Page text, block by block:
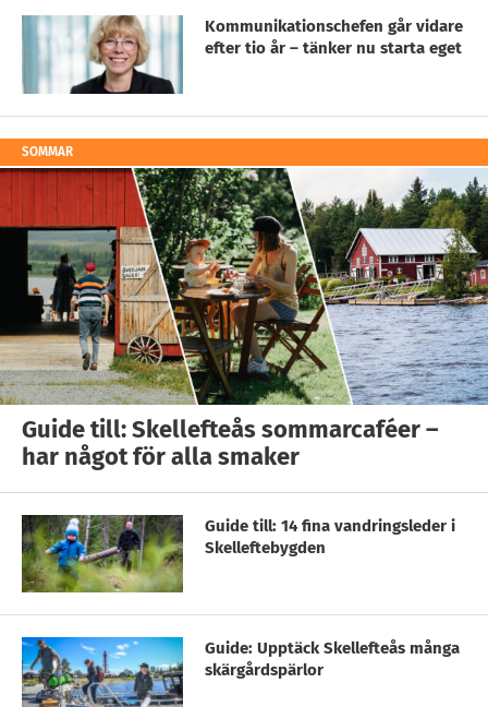
Kommunikationschefen går vidare
efter tio år – tänker nu starta eget
SOMMAR
Guide till: Skellefteås sommarcaféer –
har något för alla smaker
Guide till: 14 fina vandringsleder i
Skelleftebygden
Guide: Upptäck Skellefteås många
skärgårdspärlor